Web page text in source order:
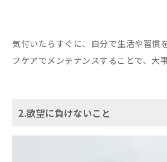
気付いたらすぐに、自分で生活や習慣
フケアでメンテナンスすることで、大
2.欲望に負けないこと